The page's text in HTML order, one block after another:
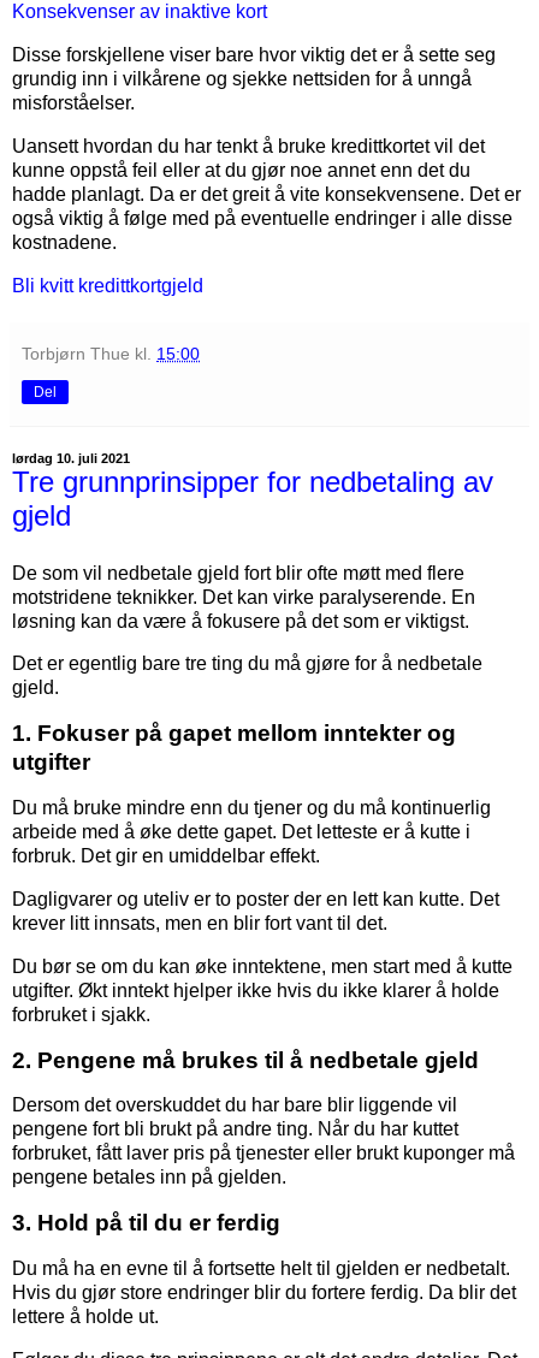
Konsekvenser av inaktive kort
Disse forskjellene viser bare hvor viktig det er å sette seg
grundig inn i vilkårene og sjekke nettsiden for å unngå
misforståelser.
Uansett hvordan du har tenkt å bruke kredittkortet vil det
kunne oppstå feil eller at du gjør noe annet enn det du
hadde planlagt. Da er det greit å vite konsekvensene. Det er
også viktig å følge med på eventuelle endringer i alle disse
kostnadene.
Bli kvitt kredittkortgjeld
Torbjørn Thue kl. 15:00
Del
lørdag 10. juli 2021
Tre grunnprinsipper for nedbetaling av
gjeld
De som vil nedbetale gjeld fort blir ofte møtt med flere
motstridene teknikker. Det kan virke paralyserende. En
løsning kan da være å fokusere på det som er viktigst.
Det er egentlig bare tre ting du må gjøre for å nedbetale
gjeld.
1. Fokuser på gapet mellom inntekter og
utgifter
Du må bruke mindre enn du tjener og du må kontinuerlig
arbeide med å øke dette gapet. Det letteste er å kutte i
forbruk. Det gir en umiddelbar effekt.
Dagligvarer og uteliv er to poster der en lett kan kutte. Det
krever litt innsats, men en blir fort vant til det.
Du bør se om du kan øke inntektene, men start med å kutte
utgifter. Økt inntekt hjelper ikke hvis du ikke klarer å holde
forbruket i sjakk.
2. Pengene må brukes til å nedbetale gjeld
Dersom det overskuddet du har bare blir liggende vil
pengene fort bli brukt på andre ting. Når du har kuttet
forbruket, fått laver pris på tjenester eller brukt kuponger må
pengene betales inn på gjelden.
3. Hold på til du er ferdig
Du må ha en evne til å fortsette helt til gjelden er nedbetalt.
Hvis du gjør store endringer blir du fortere ferdig. Da blir det
lettere å holde ut.